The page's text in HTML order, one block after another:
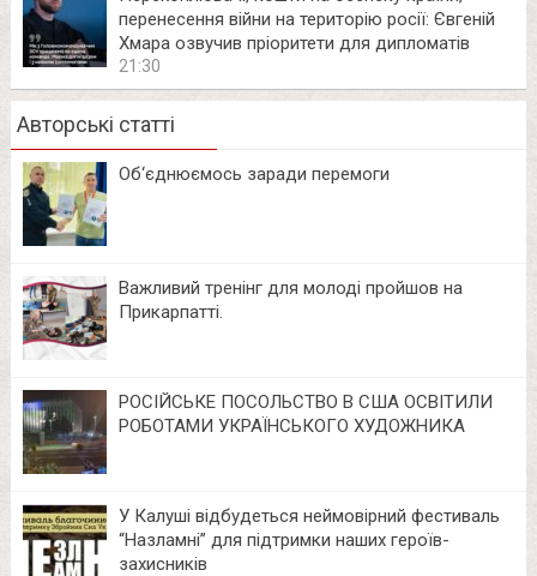
перенесення війни на територію росії: Євгеній
Хмара озвучив пріоритети для дипломатів
21:30
Авторські статті
Об‘єднюємось заради перемоги
Важливий тренінг для молоді пройшов на
Прикарпатті.
РОСІЙСЬКЕ ПОСОЛЬСТВО В США ОСВІТИЛИ
РОБОТАМИ УКРАЇНСЬКОГО ХУДОЖНИКА
У Калуші відбудеться неймовірний фестиваль
“Назламні” для підтримки наших героїв-
захисників